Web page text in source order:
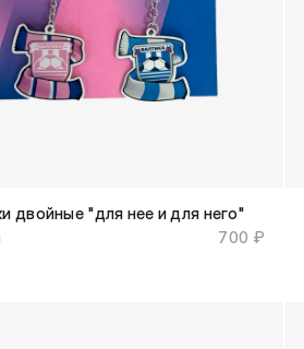
двойные "для нее и для него"
700 ₽